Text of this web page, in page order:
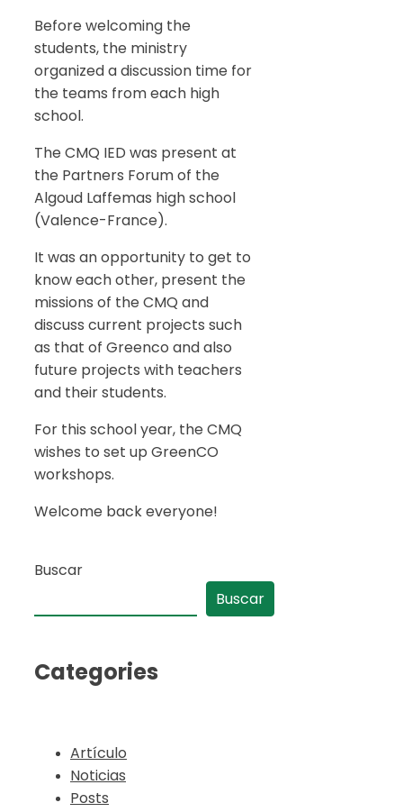
Before welcoming the
students, the ministry
organized a discussion time for
the teams from each high
school.
The CMQ IED was present at
the Partners Forum of the
Algoud Laffemas high school
(Valence-France).
It was an opportunity to get to
know each other, present the
missions of the CMQ and
discuss current projects such
as that of Greenco and also
future projects with teachers
and their students.
For this school year, the CMQ
wishes to set up GreenCO
workshops.
Welcome back everyone!
Buscar
Buscar
Categories
Artículo
Noticias
Posts